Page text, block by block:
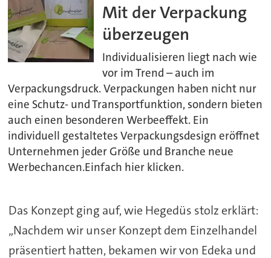
Mit der Verpackung
überzeugen
Individualisieren liegt nach wie
vor im Trend – auch im
Verpackungsdruck. Verpackungen haben nicht nur
eine Schutz- und Transportfunktion, sondern bieten
auch einen besonderen Werbeeffekt. Ein
individuell gestaltetes Verpackungsdesign eröffnet
Unternehmen jeder Größe und Branche neue
Werbechancen.Einfach hier klicken.
Das Konzept ging auf, wie Hegedüs stolz erklärt:
„Nachdem wir unser Konzept dem Einzelhandel
präsentiert hatten, bekamen wir von Edeka und